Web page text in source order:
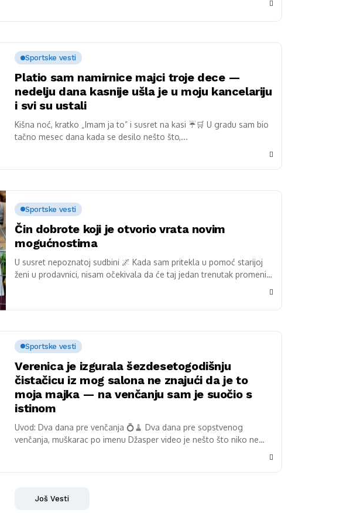
Sportske vesti
Platio sam namirnice majci troje dece —
nedelju dana kasnije ušla je u moju kancelariju
i svi su ustali
Kišna noć, kratko „Imam ja to” i susret na kasi ☔🛒 U gradu sam bio
tačno mesec dana kada se desilo nešto što,...
Sportske vesti
Čin dobrote koji je otvorio vrata novim
mogućnostima
U susret nepoznatoj sudbini 🌌 Kada sam pritekla u pomoć starijoj
ženi u prodavnici, nisam očekivala da će taj jedan trenutak promeniti
Sportske vesti
Verenica je izgurala šezdesetogodišnju
čistačicu iz mog salona ne znajući da je to
moja majka — na venčanju sam je suočio s
istinom
Uvod: Dva dana pre venčanja 💍🧹 Dva dana pre sopstvenog
venčanja, muškarac po imenu Džasper video je nešto što niko ne
Još Vesti